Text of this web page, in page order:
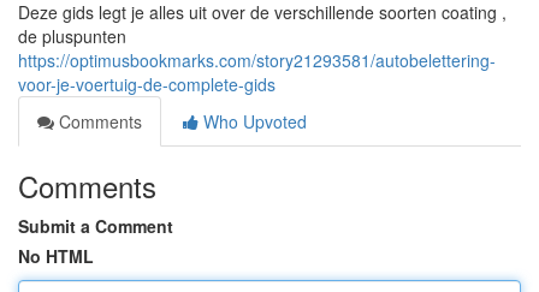
Deze gids legt je alles uit over de verschillende soorten coating ,
de pluspunten
https://optimusbookmarks.com/story21293581/autobelettering-
voor-je-voertuig-de-complete-gids
Comments
Who Upvoted
Comments
Submit a Comment
No HTML